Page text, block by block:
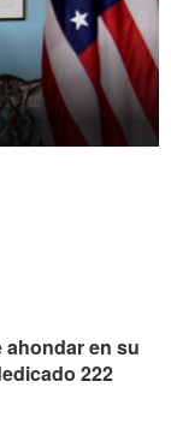
ahondar en su
222